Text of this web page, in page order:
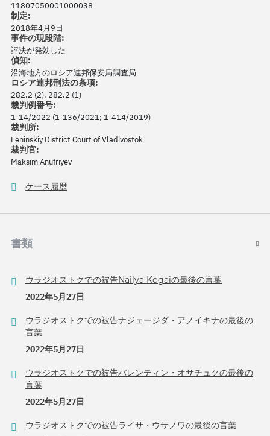
11807050001000038
制定:
2018年4月9日
事件の現段階:
評決が発効した
偵知:
沿海地方のロシア連邦保安局調査局
ロシア連邦刑法の条項:
282.2 (2), 282.2 (1)
裁判例番号:
1-14/2022 (1-136/2021; 1-414/2019)
裁判所:
Leninskiy District Court of Vladivostok
裁判官:
Maksim Anufriyev
ケース履歴
書類
ウラジオストクでの被告Nailya Kogaiの最後の言葉
2022年5月27日
ウラジオストクでの被告ナジェージダ・アノイキナの最後の
言葉
2022年5月27日
ウラジオストクでの被告バレンティン・オサチュクの最後の
言葉
2022年5月27日
ウラジオストクでの被告ライサ・ウサノワの最後の言葉